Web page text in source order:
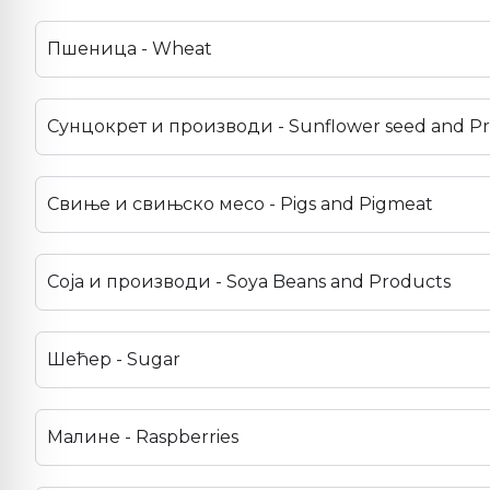
Пшеница - Wheat
Сунцокрет и производи - Sunflower seed and
Свиње и свињско месо - Pigs and Pigmeat
Соја и производи - Soya Beans and Products
Шећер - Sugar
Малине - Raspberries